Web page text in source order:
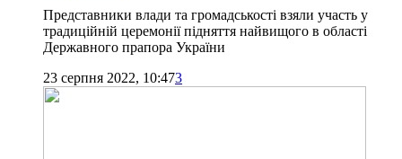
Представники влади та громадськості взяли участь у
традиційній церемонії підняття найвищого в області
Державного прапора України
23 серпня 2022, 10:473